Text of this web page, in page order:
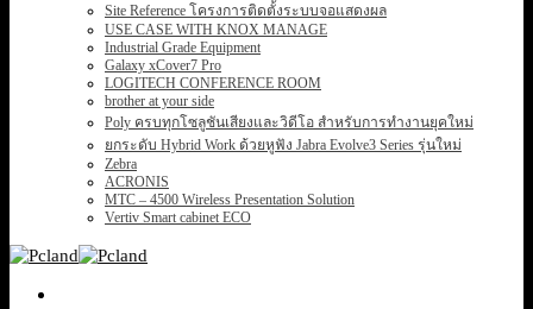
Site Reference โครงการติดตั้งระบบจอแสดงผล
USE CASE WITH KNOX MANAGE
Industrial Grade Equipment
Galaxy xCover7 Pro
LOGITECH CONFERENCE ROOM
brother at your side
Poly ครบทุกโซลูชันเสียงและวิดีโอ สำหรับการทำงานยุคใหม่
ยกระดับ Hybrid Work ด้วยหูฟัง Jabra Evolve3 Series รุ่นใหม่
Zebra
ACRONIS
MTC – 4500 Wireless Presentation Solution
Vertiv Smart cabinet ECO